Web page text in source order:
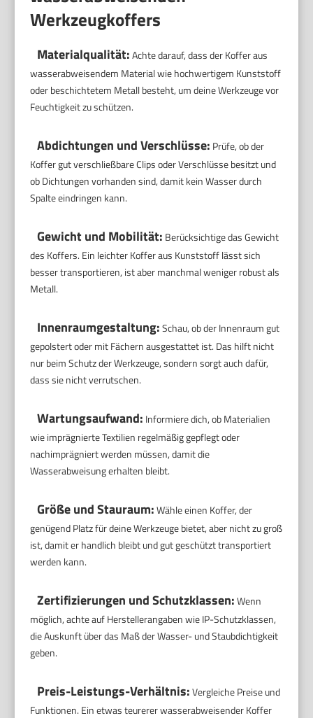
Werkzeugkoffers
Materialqualität:Achte darauf, dass der Koffer aus
wasserabweisendem Material wie hochwertigem Kunststoff
oder beschichtetem Metall besteht, um deine Werkzeuge vor
Feuchtigkeit zu schützen.
Abdichtungen und Verschlüsse: Prüfe, ob der
Koffer gut verschließbare Clips oder Verschlüsse besitzt und
ob Dichtungen vorhanden sind, damit kein Wasser durch
Spalte eindringen kann.
Gewicht und Mobilität: Berücksichtige das Gewicht
des Koffers. Ein leichter Koffer aus Kunststoff lässt sich
besser transportieren, ist aber manchmal weniger robust als
Metall.
Innenraumgestaltung:Schau, ob der Innenraum gut
gepolstert oder mit Fächern ausgestattet ist. Das hilft nicht
nur beim Schutz der Werkzeuge, sondern sorgt auch dafür,
dass sie nicht verrutschen.
Wartungsaufwand: Informiere dich, ob Materialien
wie imprägnierte Textilien regelmäßig gepflegt oder
nachimprägniert werden müssen, damit die
Wasserabweisung erhalten bleibt.
Größe und Stauraum:Wähle einen Koffer, der
genügend Platz für deine Werkzeuge bietet, aber nicht zu groß
ist, damit er handlich bleibt und gut geschützt transportiert
werden kann.
Zertifizierungen und Schutzklassen:Wenn
möglich, achte auf Herstellerangaben wie IP-Schutzklassen,
die Auskunft über das Maß der Wasser- und Staubdichtigkeit
geben.
Preis-Leistungs-Verhältnis:Vergleiche Preise und
Funktionen. Ein etwas teurerer wasserabweisender Koffer